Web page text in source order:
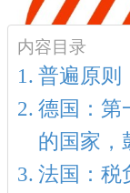
内容目录
普遍原则
德国：第
的国家，
法国：税